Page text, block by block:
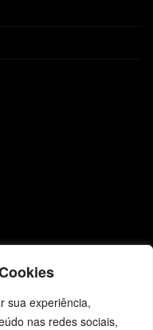
sua experiência,
nas redes sociais,